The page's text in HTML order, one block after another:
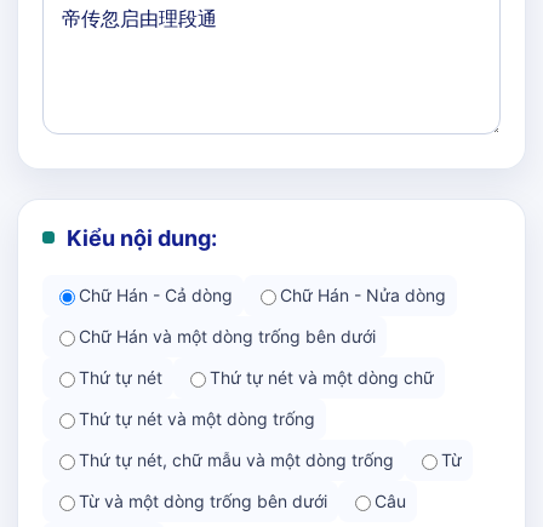
Kiểu nội dung:
Chữ Hán - Cả dòng
Chữ Hán - Nửa dòng
Chữ Hán và một dòng trống bên dưới
Thứ tự nét
Thứ tự nét và một dòng chữ
Thứ tự nét và một dòng trống
Thứ tự nét, chữ mẫu và một dòng trống
Từ
Từ và một dòng trống bên dưới
Câu